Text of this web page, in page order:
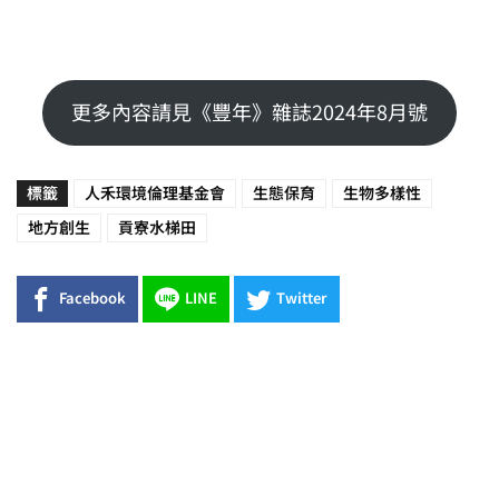
更多內容請見《豐年》雜誌2024年8月號
標籤 人禾環境倫理基金會 生態保育 生物多樣性
地方創生 貢寮水梯田
Facebook LINE Twitter